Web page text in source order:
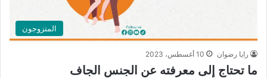
المتزوجون
رايا رضوان 10 أغسطس، 2023
ما تحتاج إلى معرفته عن الجنس الجاف